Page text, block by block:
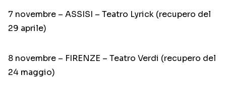
7 novembre – ASSISI – Teatro Lyrick (recupero del
29 aprile)
8 novembre – FIRENZE – Teatro Verdi (recupero del
24 maggio)